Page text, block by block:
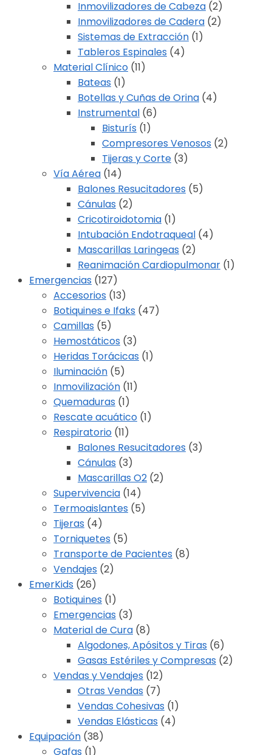
Inmovilizadores de Cabeza (2)
Inmovilizadores de Cadera (2)
Sistemas de Extracción (1)
Tableros Espinales (4)
Material Clínico (11)
Bateas (1)
Botellas y Cuñas de Orina (4)
Instrumental (6)
Bisturís (1)
Compresores Venosos (2)
Tijeras y Corte (3)
Vía Aérea (14)
Balones Resucitadores (5)
Cánulas (2)
Cricotiroidotomia (1)
Intubación Endotraqueal (4)
Mascarillas Laringeas (2)
Reanimación Cardiopulmonar (1)
Emergencias (127)
Accesorios (13)
Botiquines e Ifaks (47)
Camillas (5)
Hemostáticos (3)
Heridas Torácicas (1)
Iluminación (5)
Inmovilización (11)
Quemaduras (1)
Rescate acuático (1)
Respiratorio (11)
Balones Resucitadores (3)
Cánulas (3)
Mascarillas O2 (2)
Supervivencia (14)
Termoaislantes (5)
Tijeras (4)
Torniquetes (5)
Transporte de Pacientes (8)
Vendajes (2)
EmerKids (26)
Botiquines (1)
Emergencias (3)
Material de Cura (8)
Algodones, Apósitos y Tiras (6)
Gasas Estériles y Compresas (2)
Vendas y Vendajes (12)
Otras Vendas (7)
Vendas Cohesivas (1)
Vendas Elásticas (4)
Equipación (38)
Gafas (1)